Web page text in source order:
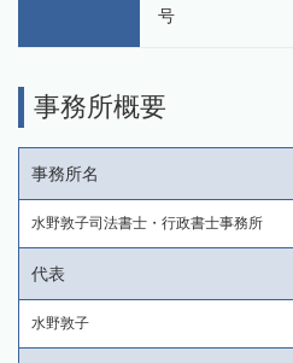
号
事務所概要
事務所名
水野敦子司法書士・行政書士事務所
代表
水野敦子